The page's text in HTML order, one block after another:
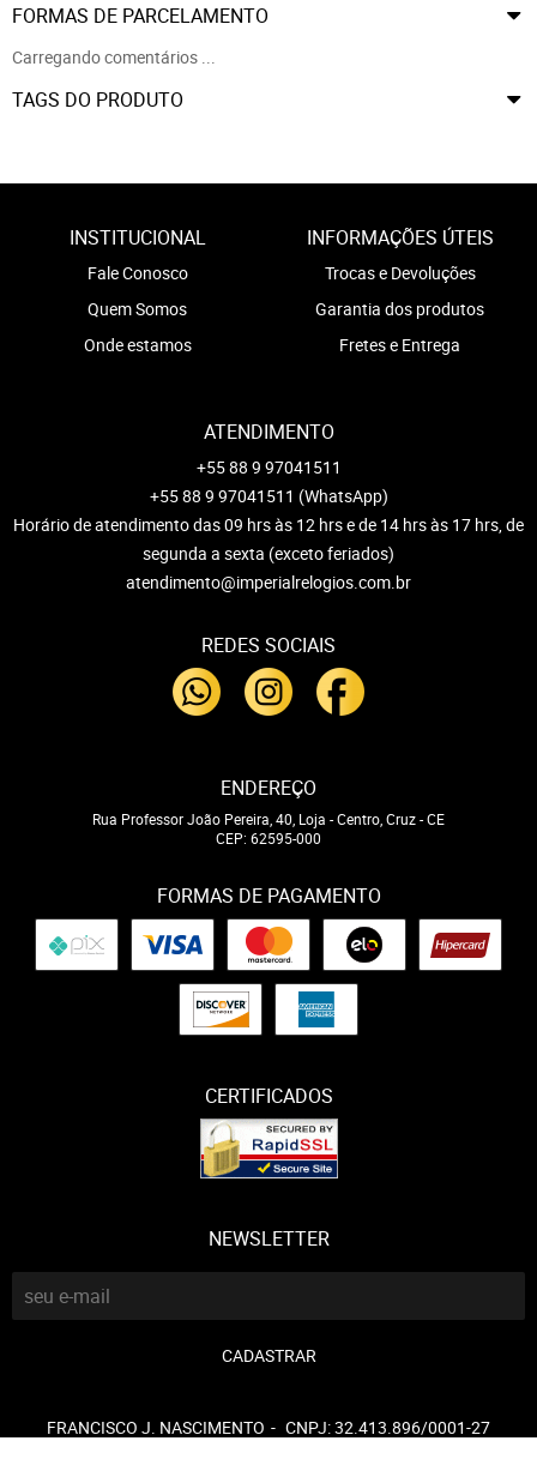
FORMAS DE PARCELAMENTO
Carregando comentários ...
TAGS DO PRODUTO
INSTITUCIONAL
Fale Conosco
Quem Somos
Onde estamos
INFORMAÇÕES ÚTEIS
Trocas e Devoluções
Garantia dos produtos
Fretes e Entrega
ATENDIMENTO
+55 88 9 97041511
+55 88 9 97041511 (WhatsApp)
Horário de atendimento das 09 hrs às 12 hrs e de 14 hrs às 17 hrs, de
segunda a sexta (exceto feriados)
atendimento@imperialrelogios.com.br
REDES SOCIAIS
ENDEREÇO
Rua Professor João Pereira, 40, Loja -Centro, Cruz-CE
CEP: 62595-000
FORMAS DE PAGAMENTO
CERTIFICADOS
NEWSLETTER
CADASTRAR
FRANCISCO J. NASCIMENTO CNPJ: 32.413.896/0001-27